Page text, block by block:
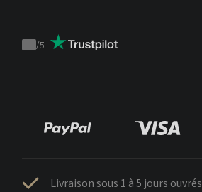
Trustpilot
/5
Livraison sous 1 à 5 jours ouvrés